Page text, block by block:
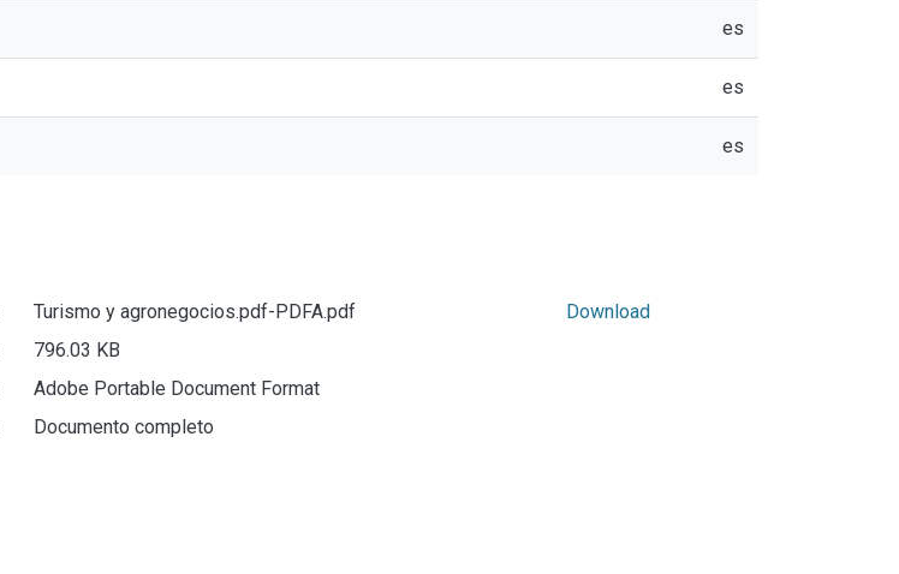
es
es
es
Turismo y agronegocios.pdf-PDFA.pdf
796.03 KB
Adobe Portable Document Format
Documento completo
Download